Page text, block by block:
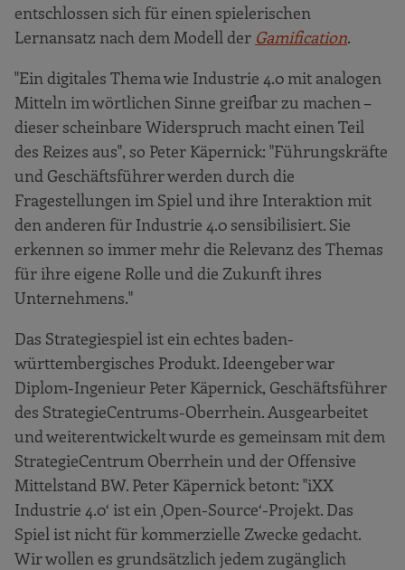
entschlossen sich für einen spielerischen
Lernansatz nach dem Modell der Gamification.
"Ein digitales Thema wie Industrie 4.0 mit analogen
Mitteln im wörtlichen Sinne greifbar zu machen –
dieser scheinbare Widerspruch macht einen Teil
des Reizes aus", so Peter Käpernick: "Führungskräfte
und Geschäftsführer werden durch die
Fragestellungen im Spiel und ihre Interaktion mit
den anderen für Industrie 4.0 sensibilisiert. Sie
erkennen so immer mehr die Relevanz des Themas
für ihre eigene Rolle und die Zukunft ihres
Unternehmens."
Das Strategiespiel ist ein echtes baden-
württembergisches Produkt. Ideengeber war
Diplom-Ingenieur Peter Käpernick, Geschäftsführer
des StrategieCentrums-Oberrhein. Ausgearbeitet
und weiterentwickelt wurde es gemeinsam mit dem
StrategieCentrum Oberrhein und der Offensive
Mittelstand BW. Peter Käpernick betont: "iXX
Industrie 4.0‘ ist ein ‚Open-Source‘-Projekt. Das
Spiel ist nicht für kommerzielle Zwecke gedacht.
Wir wollen es grundsätzlich jedem zugänglich